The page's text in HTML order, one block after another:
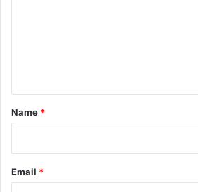
*
Name *
Email *